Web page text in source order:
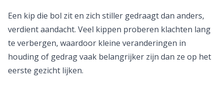
Een kip die bol zit en zich stiller gedraagt dan anders,
verdient aandacht. Veel kippen proberen klachten lang
te verbergen, waardoor kleine veranderingen in
houding of gedrag vaak belangrijker zijn dan ze op het
eerste gezicht lijken.